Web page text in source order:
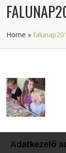
Home »